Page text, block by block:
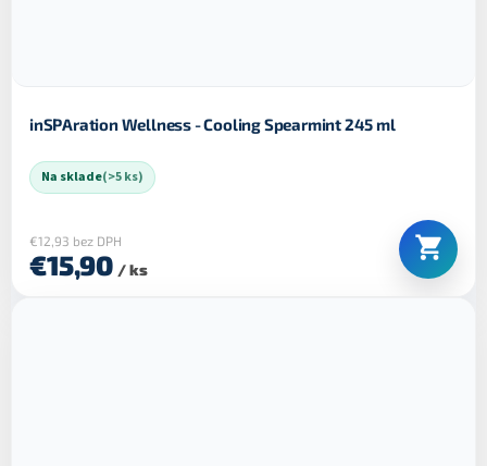
inSPAration Wellness - Cooling Spearmint 245 ml
Na sklade(>5 ks)
€12,93 bez DPH
€15,90 / ks